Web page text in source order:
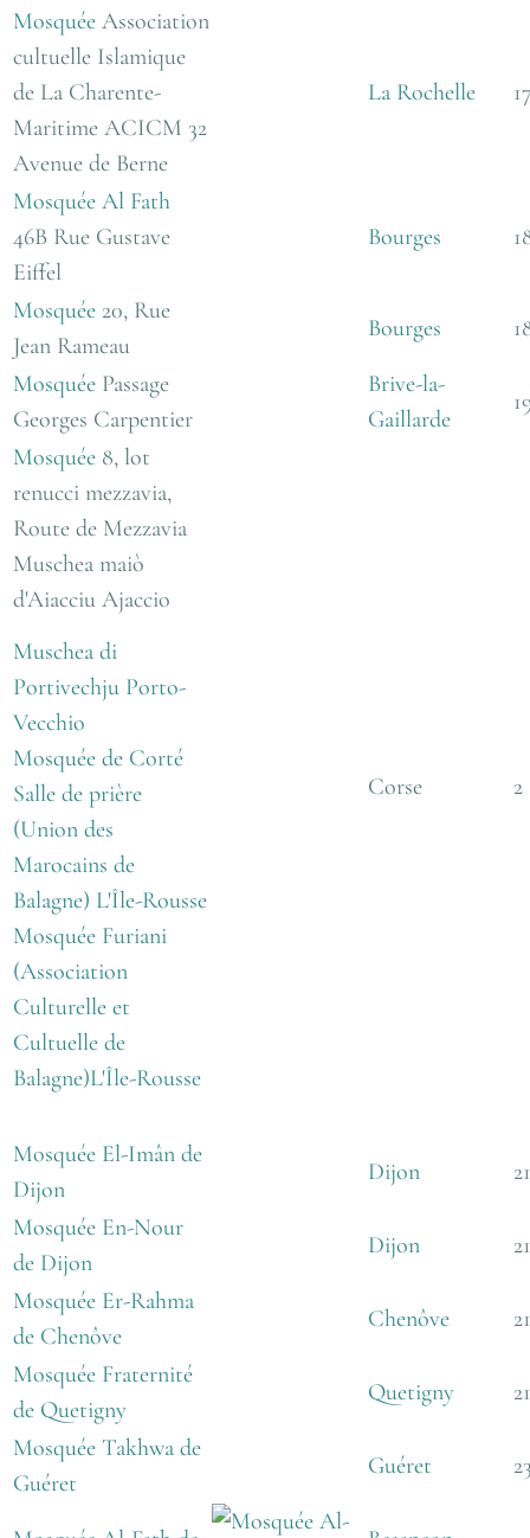
Mosquée Association
cultuelle Islamique
de La Charente-
Maritime ACICM 32
Avenue de Berne
La Rochelle
Mosquée Al Fath
46B Rue Gustave
Eiffel
Bourges
Mosquée 20, Rue
Jean Rameau
Bourges
Mosquée Passage
Georges Carpentier
Brive-la-
Gaillarde
Mosquée 8, lot
renucci mezzavia,
Route de Mezzavia
Muschea maiò
d'Aiacciu Ajaccio
Muschea di
Portivechju Porto-
Vecchio
Mosquée de Corté
Salle de prière
(Union des
Marocains de
Balagne) L'Île-Rousse
Mosquée Furiani
(Association
Culturelle et
Cultuelle de
Balagne)L'Île-Rousse
Corse 2
Mosquée El-Imân de
Dijon
Dijon
21
Mosquée En-Nour
de Dijon
Dijon
21
Mosquée Er-Rahma
de Chenôve
Chenôve
21
Mosquée Fraternité
de Quetigny
Quetigny
21
Mosquée Takhwa de
Guéret
Guéret